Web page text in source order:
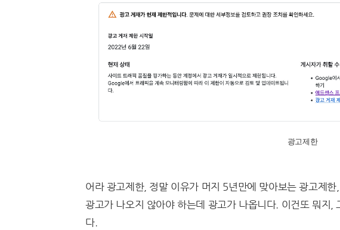
광고제한
어라 광고제한, 정말 이유가 머지 5년만에 맞아보는 광고제
광고가 나오지 않아야 하는데 광고가 나옵니다. 이건또 뭐지,
다.